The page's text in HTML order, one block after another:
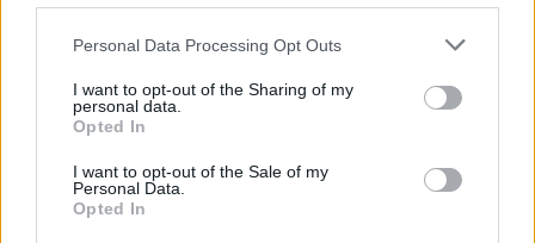
Please note that this website/app uses one or more Google
not limited to your visit or usage behaviour. You may click to
grant or deny consent to Google and its third-party tags to
use your data for below specified purposes in below Google
consent section.
Personal Data Processing Opt Outs
I want to opt-out of the Sharing of my
personal data.
Opted In
I want to opt-out of the Sale of my
Personal Data.
Opted In